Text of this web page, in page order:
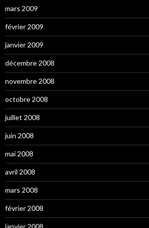
mars 2009
février 2009
janvier 2009
décembre 2008
novembre 2008
octobre 2008
juillet 2008
juin 2008
mai 2008
avril 2008
mars 2008
février 2008
janvier 2008